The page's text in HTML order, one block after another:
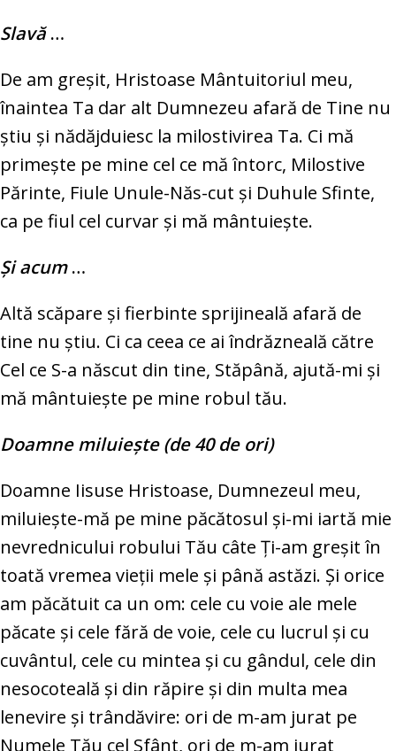
Slavă…
De am greşit, Hristoase Mântuitoriul meu,
înaintea Ta dar alt Dumnezeu afară de Tine nu
ştiu şi nădăjduiesc la milostivirea Ta. Ci mă
primeşte pe mine cel ce mă întorc, Milostive
Părinte, Fiule Unule-Năs-cut şi Duhule Sfinte,
ca pe fiul cel curvar şi mă mântuieşte.
Şi acum…
Altă scăpare şi fierbinte sprijineală afară de
tine nu ştiu. Ci ca ceea ce ai îndrăzneală către
Cel ce S-a născut din tine, Stăpână, ajută-mi şi
mă mântuieşte pe mine robul tău.
Doamne miluieşte (de 40 de ori)
Doamne Iisuse Hristoase, Dumnezeul meu,
miluieşte-mă pe mine păcătosul şi-mi iartă mie
nevrednicului robului Tău câte Ţi-am greşit în
toată vremea vieţii mele şi până astăzi. Şi orice
am păcătuit ca un om: cele cu voie ale mele
păcate şi cele fără de voie, cele cu lucrul şi cu
cuvântul, cele cu mintea şi cu gândul, cele din
nesocoteală şi din răpire şi din multa mea
lenevire şi trândăvire: ori de m-am jurat pe
Numele Tău cel Sfânt, ori de m-am jurat